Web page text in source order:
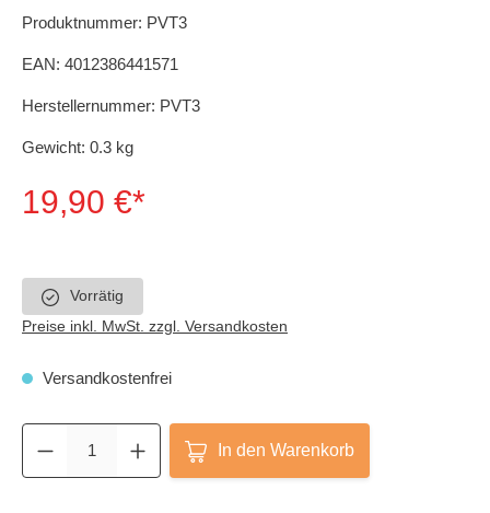
Produktnummer: PVT3
EAN: 4012386441571
Herstellernummer: PVT3
Gewicht: 0.3 kg
19,90 €*
Vorrätig
Preise inkl. MwSt. zzgl. Versandkosten
Versandkostenfrei
In den Warenkorb